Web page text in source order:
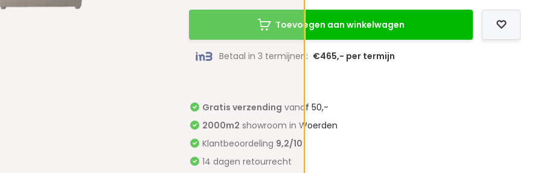
Toevoegen aan winkelwagen
Betaal in 3 termijnen: €465,- per termijn
Gratis verzending vanaf 50,-
2000m2 showroom in Woerden
Klantbeoordeling 9,2/10
14 dagen retourrecht